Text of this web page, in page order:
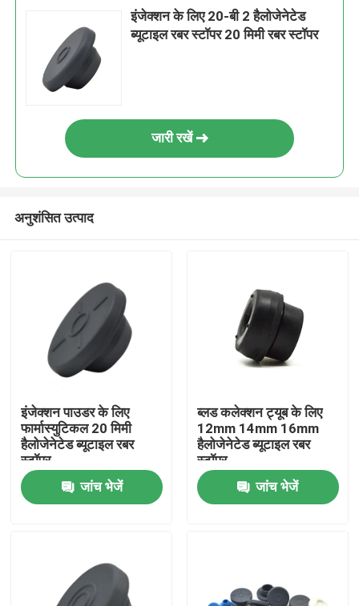
होम
हमारे बारे में
इंजेक्शन के लिए 20-बी 2 हैलोजेनेटेड
ब्यूटाइल रबर स्टॉपर 20 मिमी रबर स्टॉपर
जारी रखें
अनुशंसित उत्पाद
इंजेक्शन पाउडर के लिए
फार्मास्युटिकल 20 मिमी
हैलोजेनेटेड ब्यूटाइल रबर
स्टॉपर
जांच भेजें
ब्लड कलेक्शन ट्यूब के लिए
12mm 14mm 16mm
हैलोजेनेटेड ब्यूटाइल रबर
स्टॉपर
जांच भेजें